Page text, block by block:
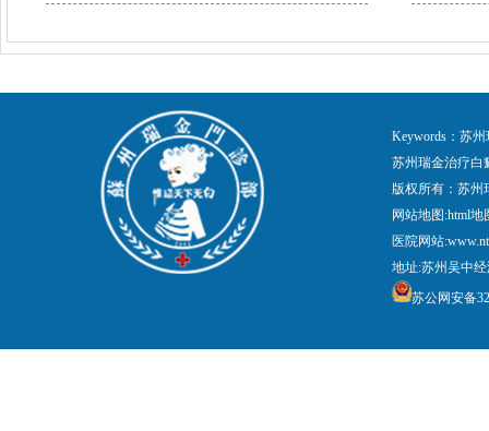
Keywords：苏
苏州瑞金治疗白
版权所有：苏
网站地图:html地
医院网站
地址:苏州吴中
苏公网安备